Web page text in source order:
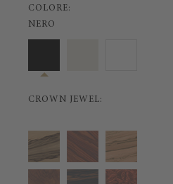
COLORE:
NERO
CROWN JEWEL: